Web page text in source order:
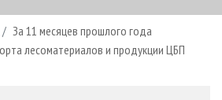
За 11 месяцев прошлого года
лесоматериалов и продукции ЦБП